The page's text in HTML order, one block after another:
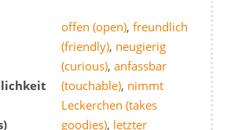
offen (open),freundlich
(friendly), neugierig
(curious),anfassbar
(touchable), nimmt
Leckerchen (takes
goodies), letzter